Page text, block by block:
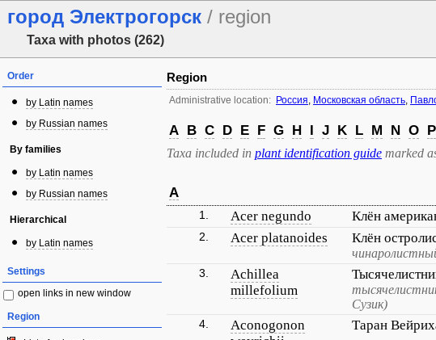
город Электрогорск / region
Taxa with photos (262)
Order
by Latin names
by Russian names
By families
by Latin names
by Russian names
Hierarchical
by Latin names
Settings
open links in new window
Region
Region
Administrative location: Россия, Московская область,
A B C D E F G H I J K L M N O P
Taxa included in plant identification guide marked
A
1. Acer negundo Клён
2.
Acer platanoides Клён
3.
Achillea
millefolium
Сузик)
4.
Aconogonon
Таран